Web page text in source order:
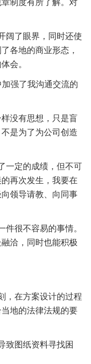
制度有所了解。对
阔了眼界，同时还使
各地的商业形态，
会。
强了我沟通交流的
没有思想，只是盲
是为了为公司创造
一定的成绩，但不可
再次发生，我要在
领导请教、向同事
件很不容易的事情。
洽，同时也能积极
，在方案设计的过程
地的法律法规的要
致图纸资料寻找困